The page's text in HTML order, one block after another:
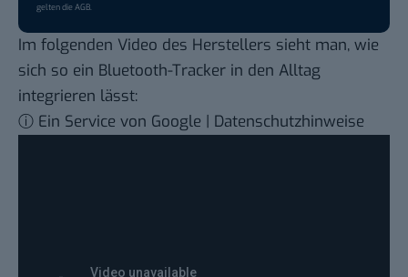
gelten dieAGB.
Im folgenden Video des Herstellers sieht man, wie
sich so ein Bluetooth-Tracker in den Alltag
integrieren lässt:
ⓘ Ein Service von Google | Datenschutzhinweise